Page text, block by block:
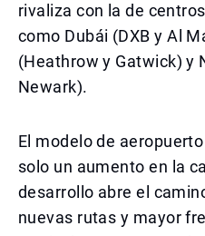
rivaliza con la de
como Dubái (DXB y Al
(Heathrow y Gatwick) y
Newark).
El modelo de
solo un aumento en la
desarrollo abre el
nuevas rutas y mayor